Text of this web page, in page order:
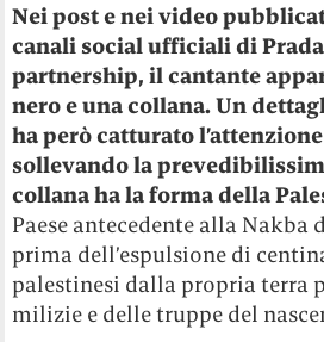
Nei post e nei video
canali social ufficiali di
partnership, il cantante
nero e una collana. Un
ha però catturato
sollevando la
collana ha la forma della
Paese antecedente alla Nakba
prima dell’espulsione di
palestinesi dalla propria terra
milizie e delle truppe del